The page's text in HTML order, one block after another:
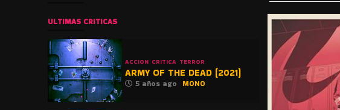
ULTIMAS CRITICAS
ACCION CRITICA TERROR
ARMY OF THE DEAD (2021)
5 años ago MONO